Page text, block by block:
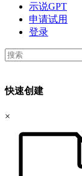
示说GPT
申请试用
登录
快速创建
×